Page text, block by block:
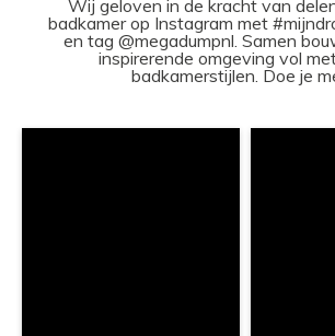
Wij geloven in de kracht van
badkamer op Instagram met
en tag @megadumpnl. Samen
inspirerende omgeving vol
badkamerstijlen. Doe je